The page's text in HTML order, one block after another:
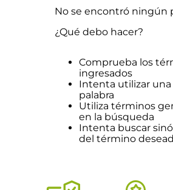
No se encontró ningún
¿Qué debo hacer?
Comprueba los
ingresados
Intenta utilizar una
palabra
Utiliza términos
en la búsqueda
Intenta buscar
del término